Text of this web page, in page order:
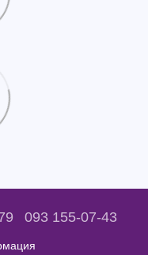
093 155-07-43